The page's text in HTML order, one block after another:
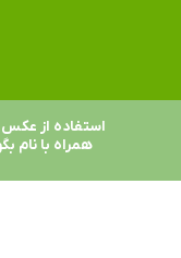
استفاده از
همراه با نام